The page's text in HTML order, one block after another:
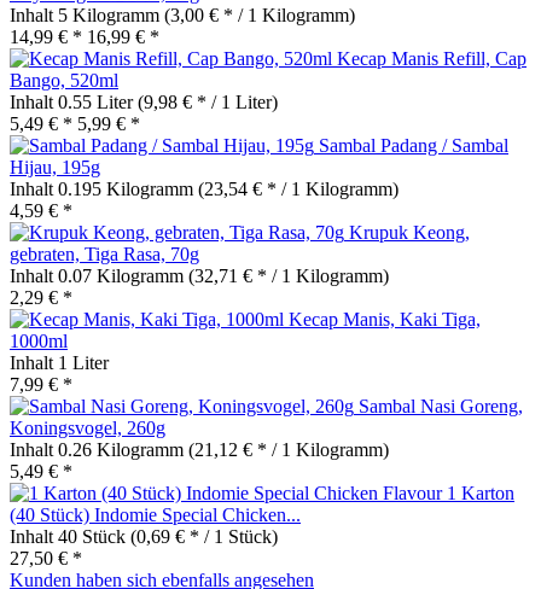
Inhalt 5 Kilogramm (3,00 € * / 1 Kilogramm)
14,99 € * 16,99 € *
Kecap Manis Refill, Cap
Bango, 520ml
Inhalt 0.55 Liter(9,98 € * / 1 Liter)
5,49 € * 5,99 € *
Sambal Padang / Sambal
Hijau, 195g
Inhalt 0.195 Kilogramm (23,54 € * / 1 Kilogramm)
4,59 € *
Krupuk Keong,
gebraten, Tiga Rasa, 70g
Inhalt 0.07 Kilogramm (32,71 € * / 1 Kilogramm)
2,29 € *
Kecap Manis, Kaki Tiga,
1000ml
Inhalt 1 Liter
7,99 € *
Sambal Nasi Goreng,
Koningsvogel, 260g
Inhalt 0.26 Kilogramm (21,12 € * / 1 Kilogramm)
5,49 € *
1 Karton
(40 Stück) Indomie Special Chicken...
Inhalt 40 Stück (0,69 € * / 1 Stück)
27,50 € *
Kunden haben sich ebenfalls angesehen